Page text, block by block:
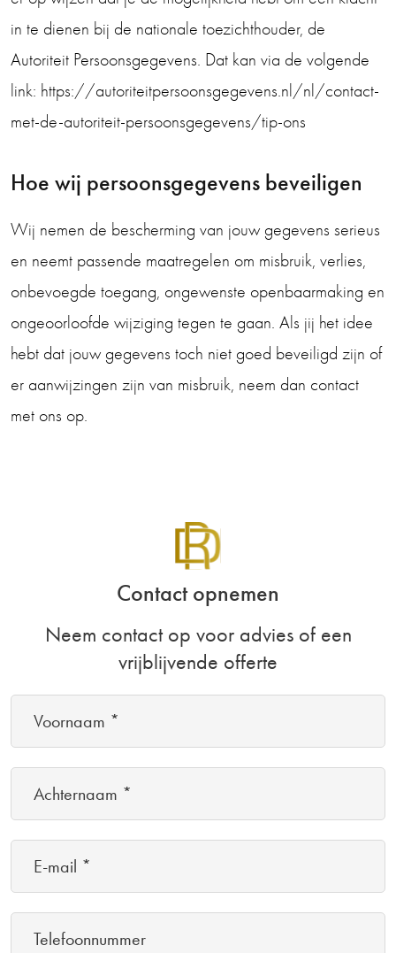
in te dienen bij de nationale toezichthouder, de
Autoriteit Persoonsgegevens. Dat kan via de volgende
link: https://autoriteitpersoonsgegevens.nl/nl/contact-
met-de-autoriteit-persoonsgegevens/tip-ons
Hoe wij persoonsgegevens beveiligen
Wij nemen de bescherming van jouw gegevens serieus
en neemt passende maatregelen om misbruik, verlies,
onbevoegde toegang, ongewenste openbaarmaking en
ongeoorloofde wijziging tegen te gaan. Als jij het idee
hebt dat jouw gegevens toch niet goed beveiligd zijn of
er aanwijzingen zijn van misbruik, neem dan contact
met ons op.
Contact opnemen
Neem contact op voor advies of een
vrijblijvende offerte
(Vereist)
(Vereist)
*
(Vereist)